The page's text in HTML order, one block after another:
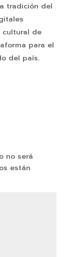
tradición del
cultural de
para el
del país.
no será
están